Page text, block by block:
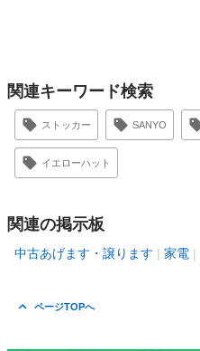
関連キーワード検索
ストッカー SANYO
イエローハット
関連の掲示板
中古あげます・譲ります 家電
ページTOPへ